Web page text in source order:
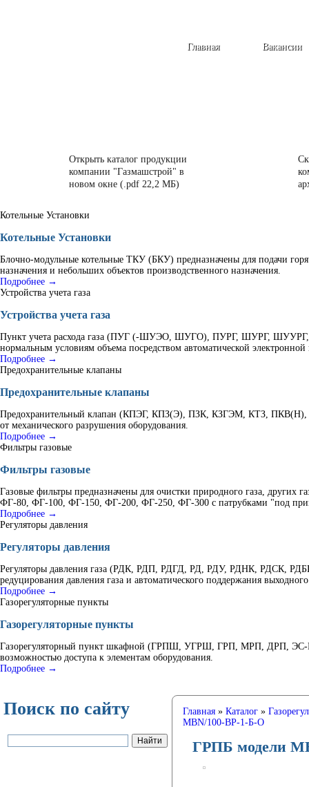
Вакансии
Главная
Открыть каталог продукции
компании "Газмашстрой" в
новом окне (.pdf 22,2 МБ)
Котельные Установки
Котельные Установки
Блочно-модульные котельные ТКУ (БКУ) предназначены для подачи
назначения и небольших объектов производственного назначения.
Подробнее →
Устройства учета газа
Устройства учета газа
Пункт учета расхода газа (ПУГ (-ШУЭО, ШУГО), ПУРГ, ШУРГ, ШУУРГ,
нормальным условиям объема посредством автоматической электронной
Подробнее →
Предохранительные клапаны
Предохранительные клапаны
Предохранительный клапан (КПЭГ, КПЗ(Э), ПЗК, КЗГЭМ, КТЗ, ПКВ(Н),
от механического разрушения оборудования.
Подробнее →
Фильтры газовые
Фильтры газовые
Газовые фильтры предназначены для очистки природного газа, других
ФГ-80, ФГ-100, ФГ-150, ФГ-200, ФГ-250, ФГ-300 с патрубками "под
Подробнее →
Регуляторы давления
Регуляторы давления
Регуляторы давления газа (РДК, РДП, РДГД, РД, РДУ, РДНК, РДСК,
редуцирования давления газа и автоматического поддержания
Подробнее →
Газорегуляторные пункты
Газорегуляторные пункты
Газорегуляторный пункт шкафной (ГРПШ, УГРШ, ГРП, МРП, ДРП, ЭС-
возможностью доступа к элементам оборудования.
Подробнее →
Поиск по сайту Главная» Каталог»
MBN/100-BP-1-Б-O
ГРПБ модели